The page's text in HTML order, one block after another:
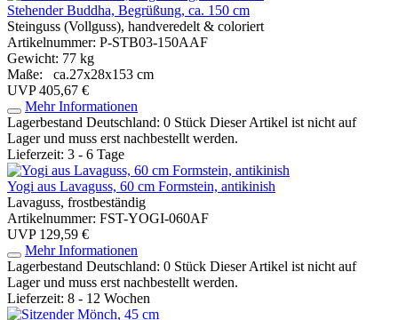
Stehender Buddha, Begrüßung, ca. 150 cm
Steinguss (Vollguss), handveredelt & coloriert
Artikelnummer: P-STB03-150AAF
Gewicht: 77 kg
Maße: ca.27x28x153 cm
UVP 405,67 €
Mehr Informationen
Lagerbestand Deutschland: 0 Stück Dieser Artikel ist nicht auf
Lager und muss erst nachbestellt werden.
Lieferzeit: 3 - 6 Tage
Yogi aus Lavaguss, 60 cm Formstein, antikinish
Lavaguss, frostbeständig
Artikelnummer: FST-YOGI-060AF
UVP 129,59 €
Mehr Informationen
Lagerbestand Deutschland: 0 Stück Dieser Artikel ist nicht auf
Lager und muss erst nachbestellt werden.
Lieferzeit: 8 - 12 Wochen